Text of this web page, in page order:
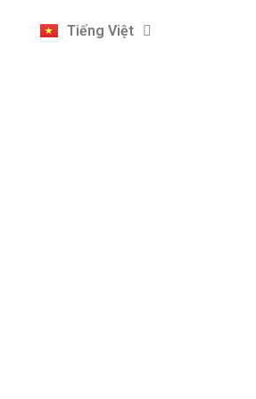
Tiếng Việt
日本語